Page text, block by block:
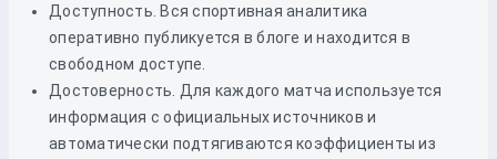
Доступность. Вся спортивная аналитика
оперативно публикуется в блоге и находится в
свободном доступе.
Достоверность. Для каждого матча используется
информация с официальных источников и
автоматически подтягиваются коэффициенты из